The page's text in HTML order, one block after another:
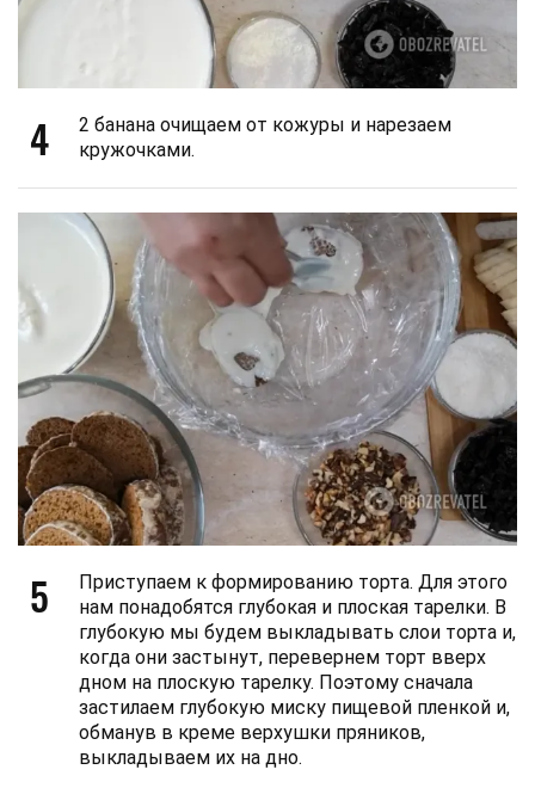
4
2 банана очищаем от кожуры и нарезаем
кружочками.
5
Приступаем к формированию торта. Для этого
нам понадобятся глубокая и плоская тарелки. В
глубокую мы будем выкладывать слои торта и,
когда они застынут, перевернем торт вверх
дном на плоскую тарелку. Поэтому сначала
застилаем глубокую миску пищевой пленкой и,
обманув в креме верхушки пряников,
выкладываем их на дно.